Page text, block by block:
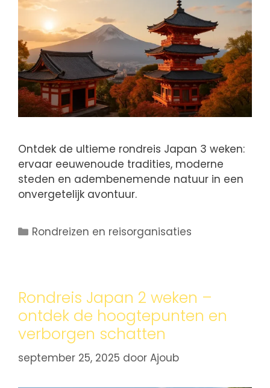
Ontdek de ultieme rondreis Japan 3 weken:
ervaar eeuwenoude tradities, moderne
steden en adembenemende natuur in een
onvergetelijk avontuur.
Rondreizen en reisorganisaties
Rondreis Japan 2 weken –
ontdek de hoogtepunten en
verborgen schatten
september 25, 2025 door Ajoub